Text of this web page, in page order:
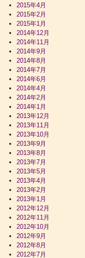
2015年4月
2015年2月
2015年1月
2014年12月
2014年11月
2014年9月
2014年8月
2014年7月
2014年6月
2014年4月
2014年2月
2014年1月
2013年12月
2013年11月
2013年10月
2013年9月
2013年8月
2013年7月
2013年5月
2013年4月
2013年2月
2013年1月
2012年12月
2012年11月
2012年10月
2012年9月
2012年8月
2012年7月